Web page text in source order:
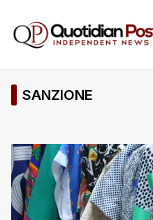
SANZIONE